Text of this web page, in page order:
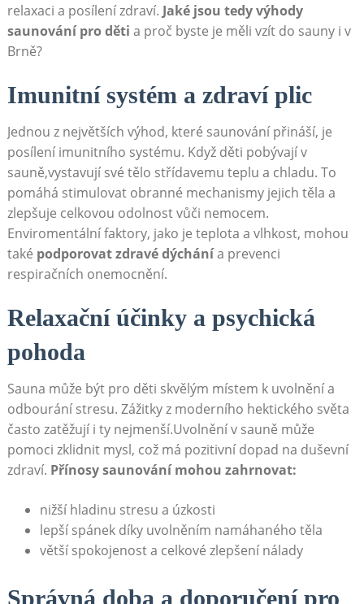
relaxaci a posílení zdraví. Jaké jsou tedy⁤ výhody
saunování pro děti ⁤a proč byste je měli vzít ⁤do sauny‍ i ‍v
Brně?
Imunitní systém a zdraví plic
Jednou z ⁣největších výhod, které saunování​ přináší, je
posílení imunitního systému. Když děti pobývají v
sauně,vystavují své tělo střídavemu teplu a chladu. To
pomáhá stimulovat obranné⁣ mechanismy jejich těla a
zlepšuje⁤ celkovou odolnost ‌vůči nemocem.
Enviromentální faktory, jako je teplota a vlhkost, mohou
⁣také podporovat zdravé dýchánía prevenci
respiračních onemocnění.
Relaxační účinky a​ psychická
pohoda
Sauna může být pro děti skvělým místem k uvolnění a
odbourání stresu. ‌Zážitky z moderního hektického světa
často⁣ zatěžují ⁢i ty nejmenší.Uvolnění v sauně ‍může
pomoci zklidnit mysl, což má pozitivní dopad na duševní
zdraví. Přínosy saunování mohou ​zahrnovat:
nižší hladinu stresu a úzkosti
lepší spánek díky⁢ uvolněním ​namáhaného těla
větší spokojenost​ a‌ celkové zlepšení nálady
Správná doba a doporučení pro